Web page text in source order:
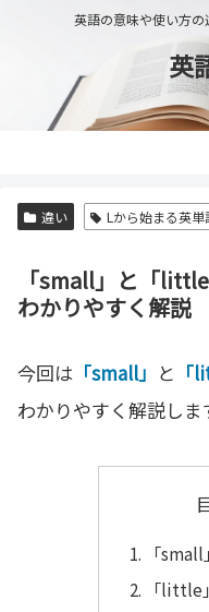
英語の意味や使い方
英
違い Lから始まる英単
「small」と「
わかりやすく解説
今回は 「small」 と 「
わかりやすく解説しま
「
「little